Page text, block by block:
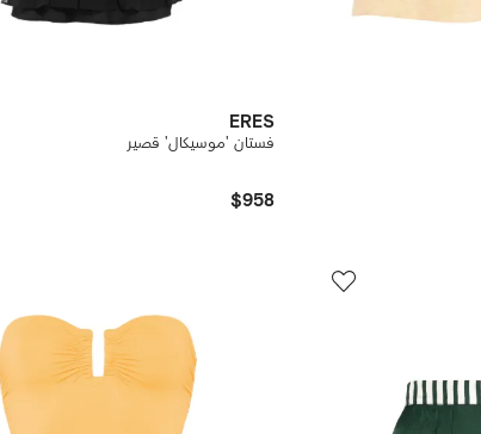
ERES
فستان 'موسيكال' قصير
$958